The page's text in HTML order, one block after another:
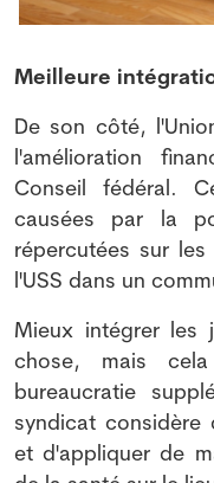
Meilleure
De son côté,
l'amélioration
Conseil fédéral.
causées par la
répercutées sur
l'USS dans un
Mieux intégrer les
chose, mais
bureaucratie
syndicat
et d'appliquer de